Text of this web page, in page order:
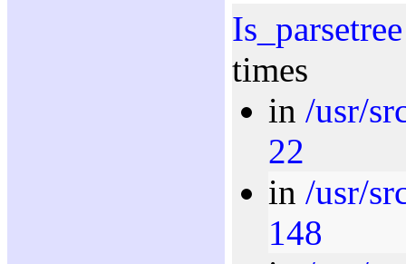
Is_parsetree
times
in /usr/
22
in /usr/
148